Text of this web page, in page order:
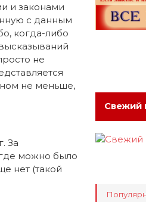
и законами
с данным
когда-либо
не
не меньше,
За
можно было
нет (такой
Свежий